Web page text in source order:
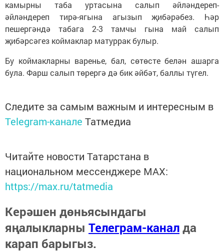
камырны таба уртасына салып әйләндереп-
әйләндереп тирә-ягына агызып җибәрәбез. Һәр
пешергәндә табага 2-3 тамчы гына май салып
җибәрсәгез коймаклар матуррак булыр.
Бу коймакларны варенье, бал, сөтөсте белән ашарга
була. Фарш салып төрергә дә бик әйбәт, баллы түгел.
Следите за самым важным и интересным в
Telegram-канале Татмедиа
Читайте новости Татарстана в
национальном мессенджере MАХ:
https://max.ru/tatmedia
Керәшен дөньясындагы
яңалыкларны Телеграм-каналда
карап барыгыз.